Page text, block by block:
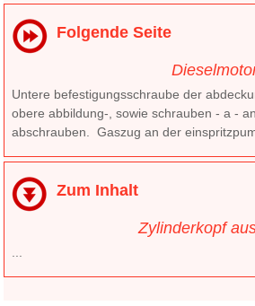
Folgende Seite
Untere befestigungsschraube der
obere abbildung-, sowie schrauben - a -
abschrauben. Gaszug an der
Zum Inhalt
Zylinderkopf